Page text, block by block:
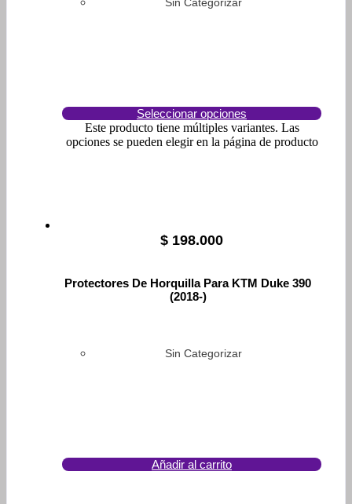
Seleccionar opciones
Este producto tiene múltiples variantes. Las
opciones se pueden elegir en la página de producto
$ 198.000
Protectores De Horquilla Para KTM Duke 390
(2018-)
Sin Categorizar
Añadir al carrito